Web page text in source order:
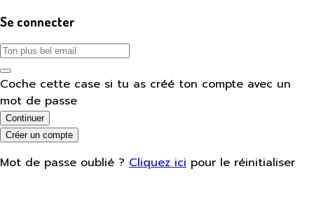
Se connecter
Coche cette case si tu as créé ton compte avec un
mot de passe
Continuer
Créer un compte
Mot de passe oublié ? Cliquez ici pour le réinitialiser